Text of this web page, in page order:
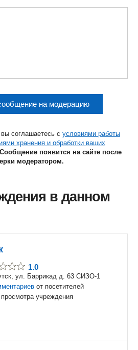
на модерацию
соглашаетесь с условиями работы
хранения и обработки ваших
Сообщение появится на сайте после
модератором.
в данном
1.0
ул. Баррикад д. 63 СИЗО-1
от посетителей
учреждения